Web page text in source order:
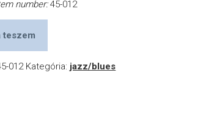
number:45-012
teszem
012 Kategória: jazz/blues